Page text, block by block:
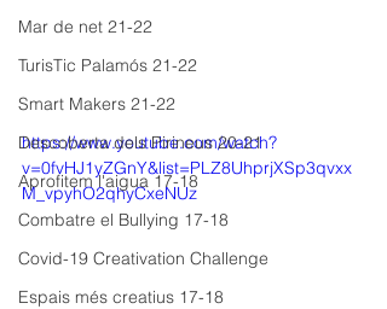
Mar de net 21-22
TurisTic Palamós 21-22
Smart Makers 21-22
Descoberta dels Pirineus 20-21
Aprofitem l'aigua 17-18
Combatre el Bullying 17-18
Covid-19 Creativation Challenge
Espais més creatius 17-18
https://www.youtube.com/watch?
v=0fvHJ1yZGnY&list=PLZ8UhprjXSp3qvxx
M_vpyhO2qhyCxeNUz